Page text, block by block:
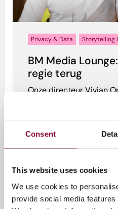
Consent
This website uses cookies
We use cookies to
provide social media
Privacy & Data Storytelling
BM Media
regie terug
Onze directeur Vivian
gastpresentator van
1 oktober 2024